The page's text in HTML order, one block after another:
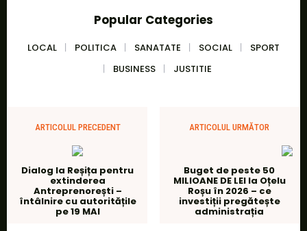
Popular Categories
LOCAL POLITICA SANATATE SOCIAL
SPORT
BUSINESS
JUSTITIE
ARTICOLUL PRECEDENT
Dialog la Reșița pentru
extinderea
Antreprenorești –
întâlnire cu autoritățile
pe 19 MAI
ARTICOLUL URMĂTOR
Buget de peste 50
MILIOANE DE LEI la Oțelu
Roșu în 2026 – ce
investiții pregătește
administrația